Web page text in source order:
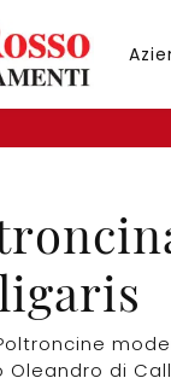
Oleandro di